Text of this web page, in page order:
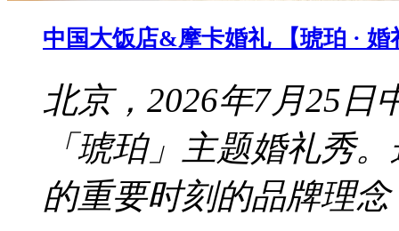
中国大饭店&摩卡婚礼 【琥珀 ·
北京，2026年7月25日
「琥珀」主题婚礼秀
的重要时刻的品牌理念